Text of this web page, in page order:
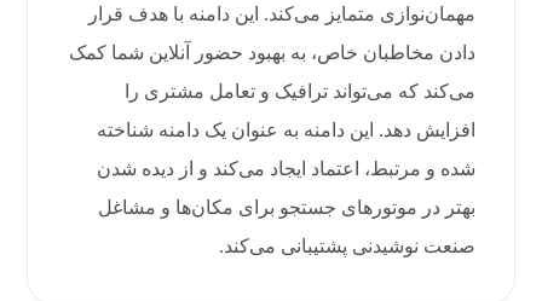
مهمان‌نوازی متمایز می‌کند. این دامنه با هدف قرار
دادن مخاطبان خاص، به بهبود حضور آنلاین شما کمک
می‌کند که می‌تواند ترافیک و تعامل مشتری را
افزایش دهد. این دامنه به عنوان یک دامنه شناخته
شده و مرتبط، اعتماد ایجاد می‌کند و از دیده شدن
بهتر در موتورهای جستجو برای مکان‌ها و مشاغل
صنعت نوشیدنی پشتیبانی می‌کند.